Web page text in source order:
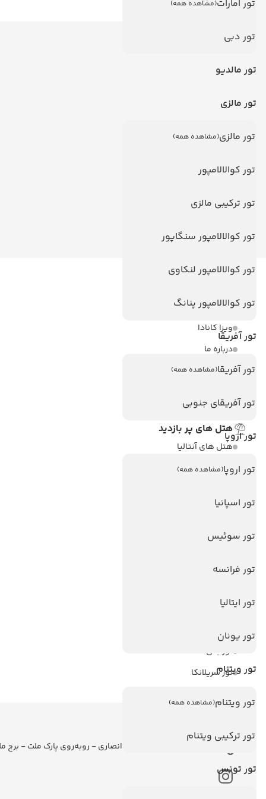
تور امارات(مشاهده همه)
تور دبی
تور مالدیو
تور مالزی
تور مالزی(مشاهده همه)
تور کوالالامپور
تور ترکیبی مالزی
تور کوالالامپور سنگاپور
تور کوالالامپور لنکاوی
تور کوالالامپور پنانگ
تور آفریقا
تور آفریقا(مشاهده همه)
تور آفریقای جنوبی
تور اروپا
تور اروپا(مشاهده همه)
تور اسپانیا
تور سوئیس
تور فرانسه
تور ایتالیا
تور یونان
تور ویتنام
تور ویتنام(مشاهده همه)
تور ترکیبی ویتنام
تور تونس
دیدگاه کاربران
ویزا
ویزا کانادا
درباره ما
تماس با ما
هتل های پر بازدید
هتل های آنتالیا
هتل های استانبول
هتل های اندونزی
هتل های سریلانکا
تورهای پربازدید
تور آنتالیا
تور پوکت
تور بالی
تور سریلانکا
تهران - ولیعصر - نبش کوچه انصاری - روبه‌روی پارک ملت -